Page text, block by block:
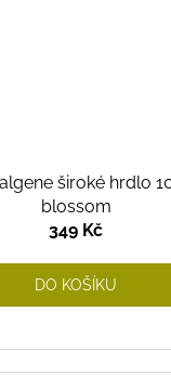
široké hrdlo
blossom
349 Kč
DO KOŠÍKU